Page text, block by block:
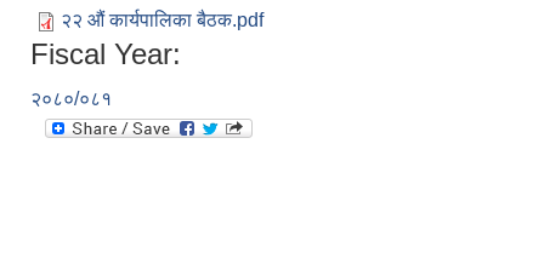
२२ औं कार्यपालिका बैठक.pdf
Fiscal Year:
२०८०/०८१